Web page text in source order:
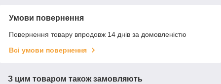
Умови повернення
Повернення товару впродовж 14 днів за домовленістю
Всі умови повернення
З цим товаром також замовляють